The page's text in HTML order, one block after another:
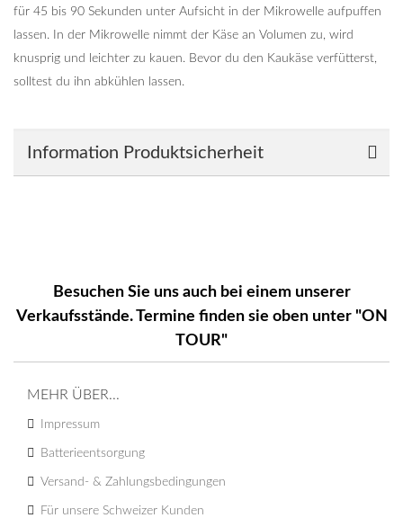
für 45 bis 90 Sekunden unter Aufsicht in der Mikrowelle aufpuffen
lassen. In der Mikrowelle nimmt der Käse an Volumen zu, wird
knusprig und leichter zu kauen. Bevor du den Kaukäse verfütterst,
solltest du ihn abkühlen lassen.
Information Produktsicherheit
Besuchen Sie uns auch bei einem unserer
Verkaufsstände. Termine finden sie oben unter "ON
TOUR"
MEHR ÜBER...
Impressum
Batterieentsorgung
Versand- & Zahlungsbedingungen
Für unsere Schweizer Kunden